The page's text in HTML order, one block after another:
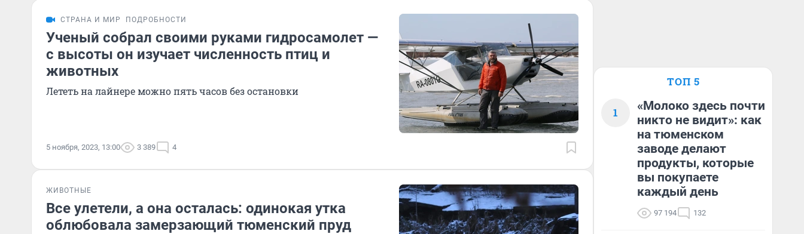
СТРАНА И МИР ПОДРОБНОСТИ
Ученый собрал своими руками гидросамолет —
с высоты он изучает численность птиц и
животных
Лететь на лайнере можно пять часов без остановки
5 ноября, 2023, 13:00 3 389 4
ЖИВОТНЫЕ
Все улетели, а она осталась: одинокая утка
облюбовала замерзающий тюменский пруд
ТОП 5
1
«Молоко здесь почти
никто не видит»: как
на тюменском
заводе делают
продукты, которые
вы покупаете
каждый день
97 194 132